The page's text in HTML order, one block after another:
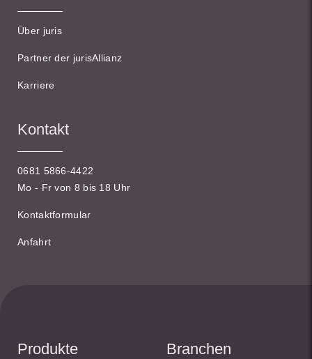
Über juris
Partner der jurisAllianz
Karriere
Kontakt
0681 5866-4422
Mo - Fr von 8 bis 18 Uhr
Kontaktformular
Anfahrt
Produkte Branchen